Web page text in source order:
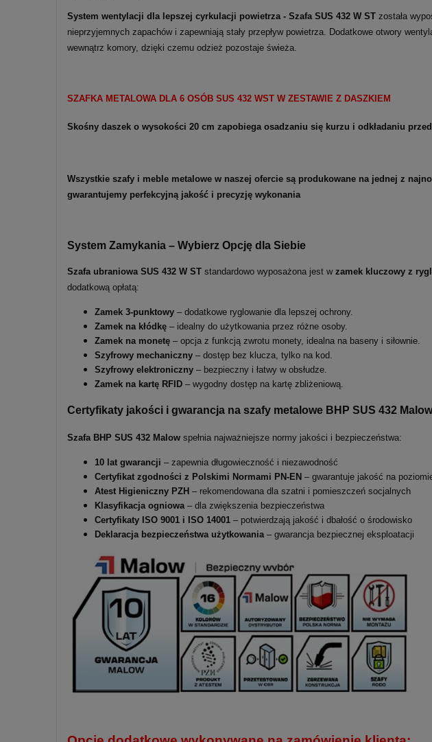
System wentylacji dla lepszej cyrkulacji powietrza - Szafa SUS 432 W ST została
nieprzyjemnych zapachów i zapewniają stały przepływ powietrza. Dodatkowe otwory
wewnątrz komory, dzięki czemu odzież pozostaje świeża.
SZAFKA METALOWA DLA 6 OSÓB SUS 432 WST W ZESTAWIE Z DASZKIEM
Skośny daszek o wysokości 20 cm zapobiega osadzaniu się kurzu i odkładaniu
Wszystkie szafy i meble metalowe w naszej ofercie są produkowane na jednej z
gwarantujemy perfekcyjną jakość i precyzję wykonania
System Zamykania – Wybierz Opcję dla Siebie
Szafa ubraniowa SUS 432 W ST standardowo wyposażona jest w zamek kluczowy z
dodatkową opłatą:
Zamek 3-punktowy – dodatkowe ryglowanie dla lepszej ochrony.
Zamek na kłódkę – idealny do użytkowania przez różne osoby.
Zamek na monetę – opcja z funkcją zwrotu monety, idealna na baseny i siłownie.
Szyfrowy mechaniczny – dostęp bez klucza, tylko na kod.
Szyfrowy elektroniczny – bezpieczny i łatwy w obsłudze.
Zamek na kartę RFID – wygodny dostęp na kartę zbliżeniową.
Certyfikaty jakości i gwarancja na szafy metalowe BHP SUS 432 Malow
Szafa BHP SUS 432 Malow spełnia najważniejsze normy jakości i bezpieczeństwa:
10 lat gwarancji – zapewnia długowieczność i niezawodność
Certyfikat zgodności z Polskimi Normami PN-EN – gwarantuje jakość na
Atest Higieniczny PZH – rekomendowana dla szatni i pomieszczeń socjalnych
Klasyfikacja ogniowa – dla zwiększenia bezpieczeństwa
Certyfikaty ISO 9001 i ISO 14001 – potwierdzają jakość i dbałość o środowisko
Deklaracja bezpieczeństwa użytkowania – gwarancja bezpiecznej eksploatacji